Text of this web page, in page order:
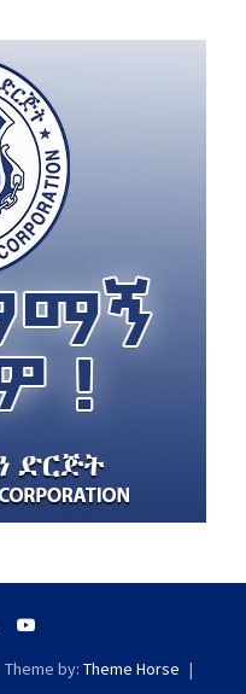
Theme by: Theme Horse